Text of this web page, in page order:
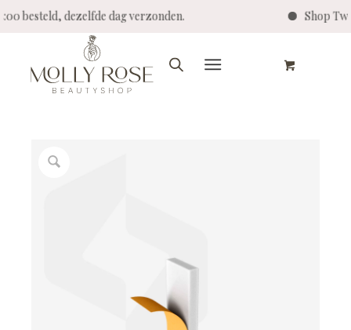
besteld, dezelfde dag verzonden. Shop